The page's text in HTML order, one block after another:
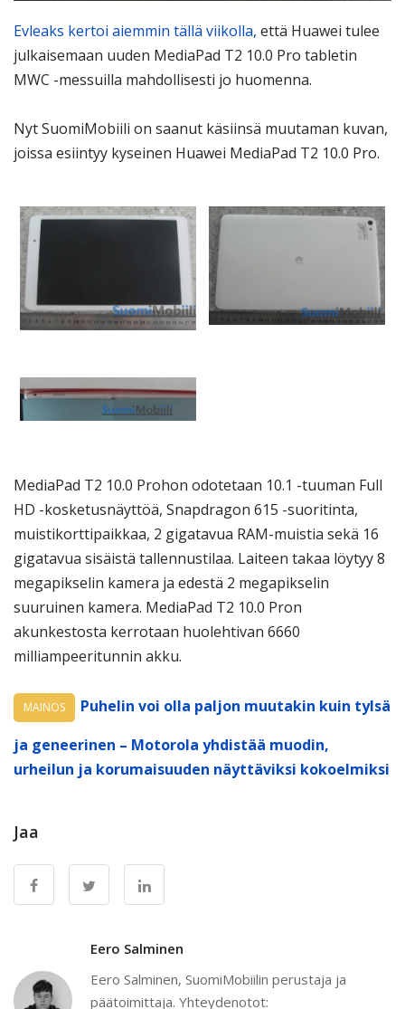
Evleaks kertoi aiemmin tällä viikolla, että Huawei tulee
julkaisemaan uuden MediaPad T2 10.0 Pro tabletin
MWC -messuilla mahdollisesti jo huomenna.
Nyt SuomiMobiili on saanut käsiinsä muutaman kuvan,
joissa esiintyy kyseinen Huawei MediaPad T2 10.0 Pro.
MediaPad T2 10.0 Prohon odotetaan 10.1 -tuuman Full
HD -kosketusnäyttöä, Snapdragon 615 -suoritinta,
muistikorttipaikkaa, 2 gigatavua RAM-muistia sekä 16
gigatavua sisäistä tallennustilaa. Laiteen takaa löytyy 8
megapikselin kamera ja edestä 2 megapikselin
suuruinen kamera. MediaPad T2 10.0 Pron
akunkestosta kerrotaan huolehtivan 6660
milliampeeritunnin akku.
MAINOS
Puhelin voi olla paljon muutakin kuin tylsä
ja geneerinen – Motorola yhdistää muodin,
urheilun ja korumaisuuden näyttäviksi kokoelmiksi
Jaa
Eero Salminen
Eero Salminen, SuomiMobiilin perustaja ja
päätoimittaja. Yhteydenotot: